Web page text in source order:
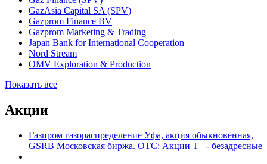
GAZPROM Germania
GPN Capital S.A. (SPV)
Gaz Capital S.A. (SPV)
Gaz Finance (SPV)
GazAsia Capital SA (SPV)
Gazprom Finance BV
Japan Bank for International Cooperation
Акции